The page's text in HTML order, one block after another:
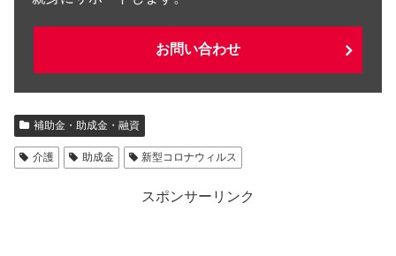
お問い合わせ
補助金・助成金・融資
介護 助成金 新型コロナウィルス
スポンサーリンク